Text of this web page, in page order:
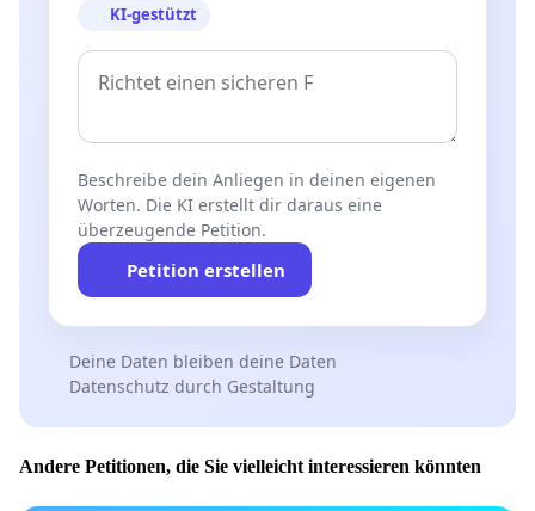
Artikel bei Fudder.de:
studierende-verfassen-petition-fuer-das-uni-radio/
http://jungesfreiburg.org/2013/05/30/junges-freiburg-
fordert-erhalt-des-studenteradiosenders-echofm/
Vielen Dank auch allen "Teilern" auf Facebook!
Kira Urschinger
Update Mo, 3. Juni 2013:
Liebe Freunde des Uniradios echoFM,
zunächst möchten wir uns für Eure kräftige
KI-gestützt
Beschreibe dein Anliegen in deinen eigenen
Worten. Die KI erstellt dir daraus eine
überzeugende Petition.
Petition erstellen
Deine Daten bleiben deine Daten
Datenschutz durch Gestaltung
Andere Petitionen, die Sie vielleicht interessieren könnten